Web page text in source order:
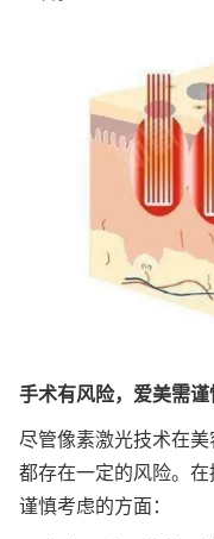
手术有风险，爱美需谨
尽管像素激光技术在
都存在一定的风险。
谨慎考虑的方面：